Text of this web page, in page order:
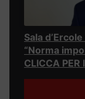
Sala
“Norma
CLICCA PER